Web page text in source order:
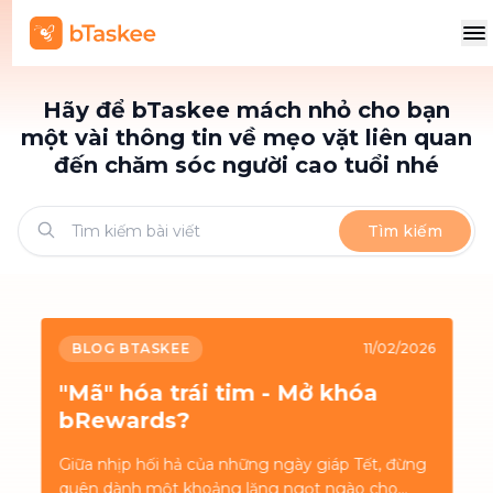
Hãy để bTaskee mách nhỏ cho bạn
một vài thông tin về mẹo vặt liên quan
đến chăm sóc người cao tuổi nhé
Tìm kiếm
BLOG BTASKEE 11/02/2026
"Mã" hóa trái tim - Mở khóa
bRewards?
Giữa nhịp hối hả của những ngày giáp Tết, đừng
quên dành một khoảng lặng ngọt ngào cho